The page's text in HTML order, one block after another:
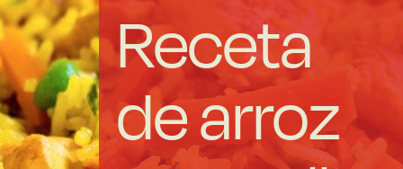
Sostenibles
Somos Cooperativa
Cocinando
Receta
de arroz